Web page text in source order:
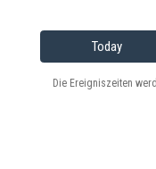
Skip Calendar
Today
Die Ereigniszeiten